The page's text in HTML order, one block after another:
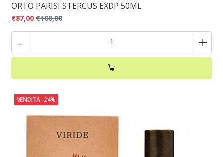
ORTO PARISI STERCUS EXDP 50ML
€87,00 €100,00
- +
VENDITA -24%